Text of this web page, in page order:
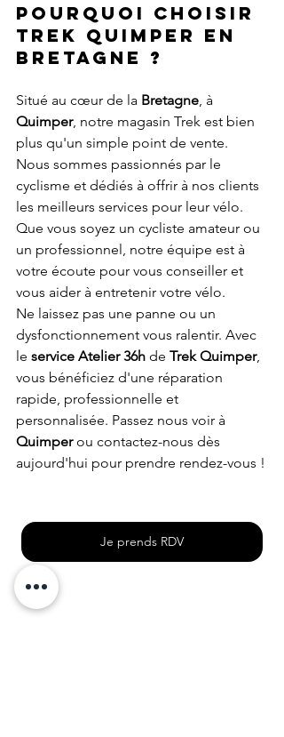
Pourquoi choisir
Trek Quimper en
Bretagne ?
Situé au cœur de la Bretagne , à
Quimper, notre magasin Trek est bien
plus qu'un simple point de vente.
Nous sommes passionnés par le
cyclisme et dédiés à offrir à nos clients
les meilleurs services pour leur vélo.
Que vous soyez un cycliste amateur ou
un professionnel, notre équipe est à
votre écoute pour vous conseiller et
vous aider à entretenir votre vélo.
Ne laissez pas une panne ou un
dysfonctionnement vous ralentir. Avec
le service Atelier 36h de Trek Quimper,
vous bénéficiez d'une réparation
rapide, professionnelle et
personnalisée. Passez nous voir à
Quimper ou contactez-nous dès
aujourd'hui pour prendre rendez-vous !
Je prends RDV